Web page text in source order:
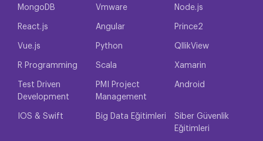
MongoDB Vmware Node.js
React.js Angular Prince2
Vue.js Python QllikView
R Programming Scala Xamarin
Test Driven
Development
PMI Project
Management
Android
IOS & Swift Big Data Eğitimleri
Siber Güvenlik
Eğitimleri